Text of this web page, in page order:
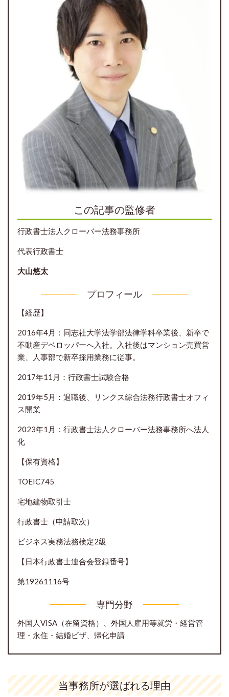
この記事の監修者
行政書士法人クローバー法務事務所
代表行政書士
大山悠太
プロフィール
【経歴】
2016年4月：同志社大学法学部法律学科卒業後、新卒で
不動産デベロッパーへ入社。入社後はマンション売買営
業、人事部で新卒採用業務に従事。
2017年11月：行政書士試験合格
2019年5月：退職後、リンクス綜合法務行政書士オフィ
ス開業
2023年1月：行政書士法人クローバー法務事務所へ法人
化
【保有資格】
TOEIC745
宅地建物取引士
行政書士（申請取次）
ビジネス実務法務検定2級
【日本行政書士連合会登録番号】
第19261116号
専門分野
外国人VISA（在留資格）、外国人雇用等就労・経営管
理・永住・結婚ビザ、帰化申請
当事務所が選ばれる理由